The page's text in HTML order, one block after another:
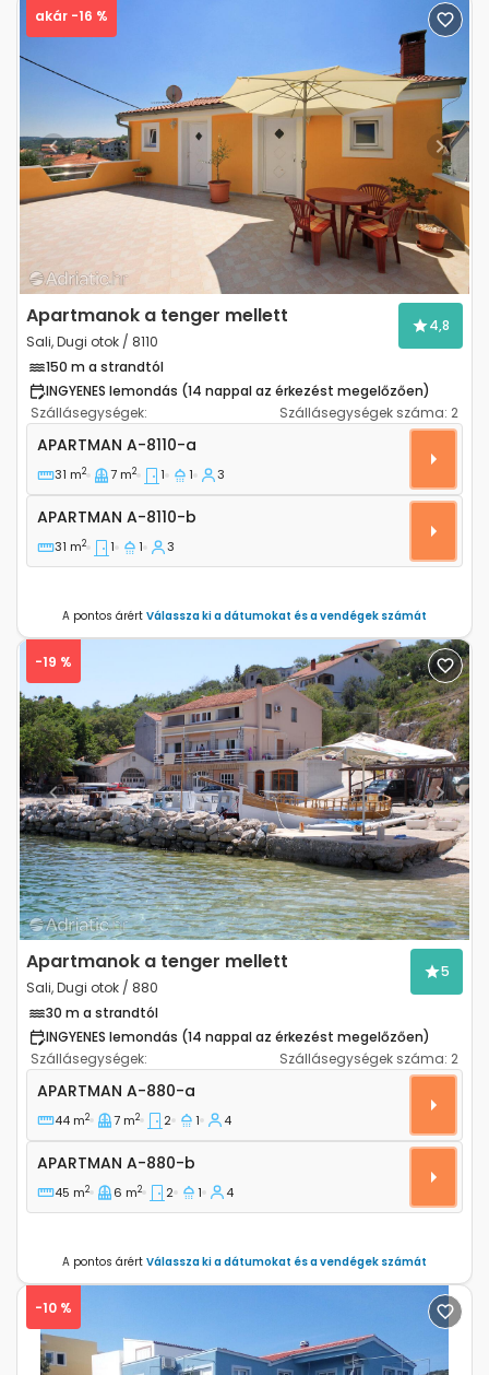
Previous Next
akár -16 %
Apartmanok a tenger mellett
Sali, Dugi otok / 8110
4,8
150 m a strandtól
INGYENES lemondás (14 nappal az érkezést megelőzően)
Szállásegységek:
Szállásegységek száma: 2
Egyszobás apartman Sali, Dugi otok A-8110-a
APARTMAN A-8110-a
31 m2 7 m2 1 1 3
Apartman A-8110-b
APARTMAN A-8110-b
31 m2 1 1 3
A pontos árért Válassza ki a dátumokat és a vendégek számát
Previous Next
-19 %
Apartmanok a tenger mellett
Sali, Dugi otok / 880
5
30 m a strandtól
INGYENES lemondás (14 nappal az érkezést megelőzően)
Szállásegységek:
Szállásegységek száma: 2
Kétszobás apartman Sali, Dugi otok A-880-a
APARTMAN A-880-a
44 m2 7 m2 2 1 4
Apartman A-880-b
APARTMAN A-880-b
45 m2 6 m2 2 1 4
A pontos árért Válassza ki a dátumokat és a vendégek számát
-10 %